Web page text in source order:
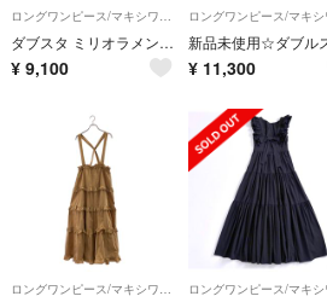
ダブスタ ミリオラメントダブルエアーAラインワンピース ダンボールニット 38
¥ 9,100 ¥ 11,300
ロングワンピース/マキシワンピース